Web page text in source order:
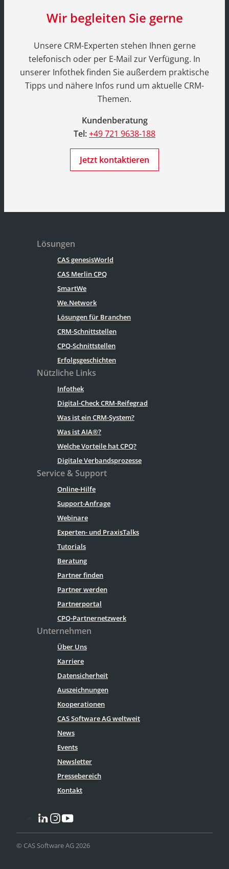
Wir begleiten Sie gerne
Unsere CRM-Experten stehen Ihnen gerne
telefonisch oder per E-Mail zur Verfügung. In
unserer Infothek finden Sie außerdem praktische
Tipps und nähere Infos rund um aktuelle CRM-
Themen.
Kundenberatung
Tel:+49 721 9638-188
Jetzt kontaktieren
Lösungen
CAS genesisWorld
CAS Merlin CPQ
SmartWe
We.Network
Lösungen für Branchen
CRM-Schnittstellen
CPQ-Schnittstellen
Erfolgsgeschichten
Nützliche Links
Infothek
Digital-Check CRM-Reifegrad
Was ist ein CRM-System?
Was ist AIA®?
Welche Vorteile hat CPQ?
Digitale Verbandsprozesse
Service & Support
Online-Hilfe
Support-Anfrage
Webinare
Experten- und PraxisTalks
Tutorials
Beratung
Partner finden
Partner werden
Partnerportal
CPQ-Partnernetzwerk
Unternehmen
Über Uns
Karriere
Datensicherheit
Auszeichnungen
Kooperationen
CAS Software AG weltweit
News
Events
Newsletter
Pressebereich
Kontakt
© CAS Software AG 2026